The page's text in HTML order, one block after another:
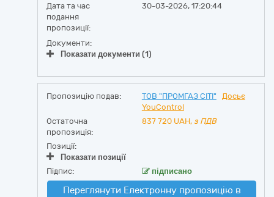
Дата та час
подання
пропозиції:
30-03-2026, 17:20:44
Документи:
Показати документи (1)
Пропозицію подав: ТОВ "ПРОМГАЗ СІТІ"
Досьє
YouControl
Остаточна
пропозиція:
837 720 UAH, з ПДВ
Позиції:
Показати позиції
Підпис:
підписано
Переглянути Електронну пропозицію в